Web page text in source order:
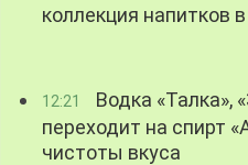
коллекция напитков
12:21
Водка «Талка»,
переходит на спирт
чистоты вкуса